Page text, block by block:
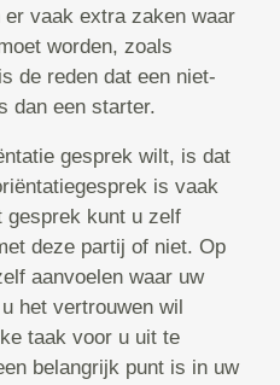
vaak extra zaken waar
worden, zoals
de reden dat een niet-
dan een starter.
gesprek wilt, is dat
is vaak
gesprek kunt u zelf
deze partij of niet. Op
aanvoelen waar uw
het vertrouwen wil
taak voor u uit te
belangrijk punt is in uw